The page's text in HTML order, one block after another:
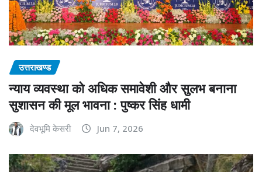
उत्तराखण्ड
न्याय व्यवस्था को अधिक समावेशी और सुलभ बनाना
सुशासन की मूल भावना : पुष्कर सिंह धामी
देवभूमि केसरी Jun 7, 2026